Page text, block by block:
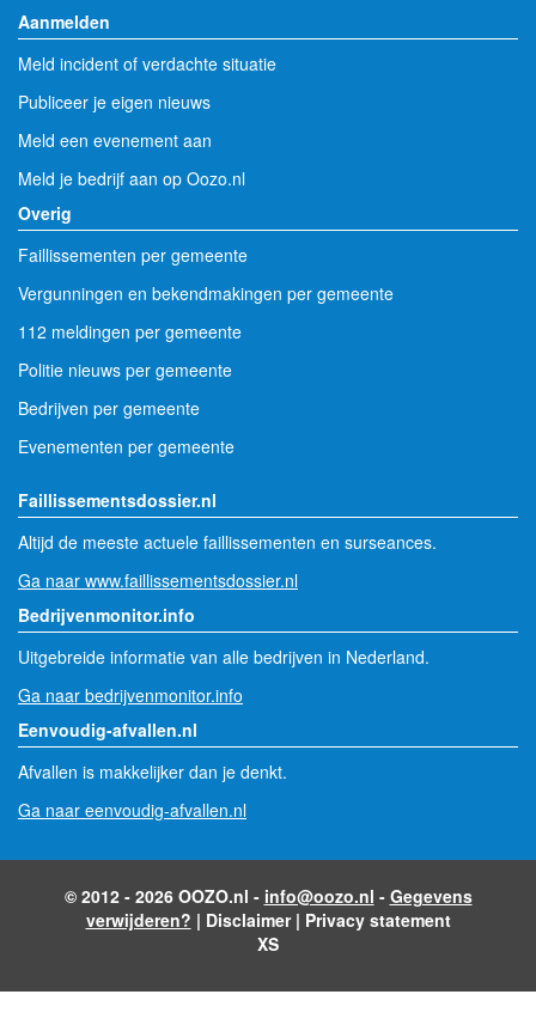
Aanmelden
Meld incident of verdachte situatie
Publiceer je eigen nieuws
Meld een evenement aan
Meld je bedrijf aan op Oozo.nl
Overig
Faillissementen per gemeente
Vergunningen en bekendmakingen per gemeente
112 meldingen per gemeente
Politie nieuws per gemeente
Bedrijven per gemeente
Evenementen per gemeente
Faillissementsdossier.nl
Altijd de meeste actuele faillissementen en surseances.
Ga naar www.faillissementsdossier.nl
Bedrijvenmonitor.info
Uitgebreide informatie van alle bedrijven in Nederland.
Ga naar bedrijvenmonitor.info
Eenvoudig-afvallen.nl
Afvallen is makkelijker dan je denkt.
Ga naar eenvoudig-afvallen.nl
© 2012 - 2026 OOZO.nl - info@oozo.nl - Gegevens
verwijderen? | Disclaimer| Privacy statement
XS